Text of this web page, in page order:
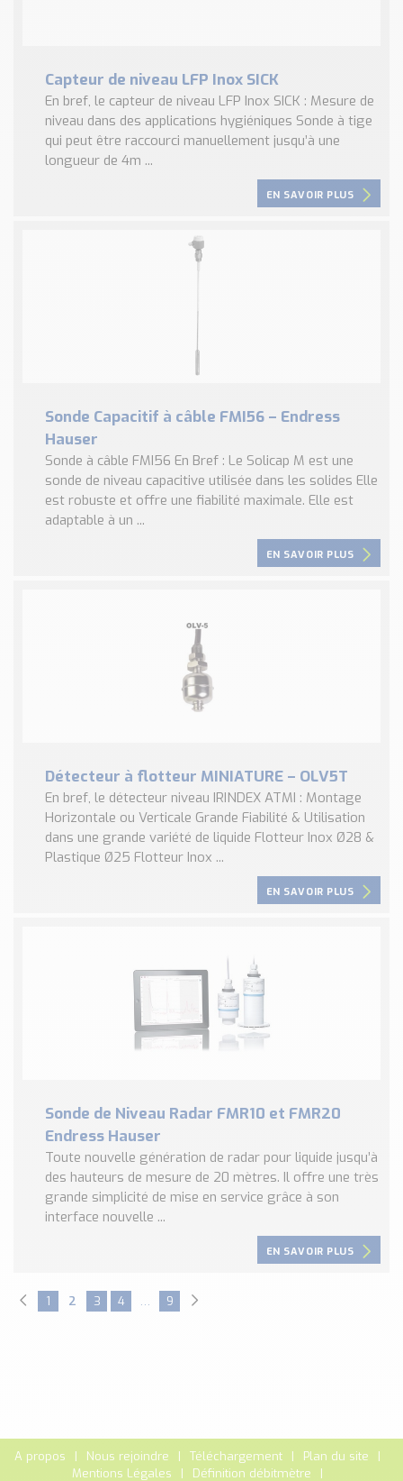
Capteur de niveau LFP Inox SICK
En bref, le capteur de niveau LFP Inox SICK : Mesure de
niveau dans des applications hygiéniques Sonde à tige
qui peut être raccourci manuellement jusqu’à une
longueur de 4m ...
EN SAVOIR PLUS
Sonde Capacitif à câble FMI56 – Endress
Hauser
Sonde à câble FMI56 En Bref : Le Solicap M est une
sonde de niveau capacitive utilisée dans les solides Elle
est robuste et offre une fiabilité maximale. Elle est
adaptable à un ...
EN SAVOIR PLUS
Détecteur à flotteur MINIATURE – OLV5T
En bref, le détecteur niveau IRINDEX ATMI : Montage
Horizontale ou Verticale Grande Fiabilité & Utilisation
dans une grande variété de liquide Flotteur Inox Ø28 &
Plastique Ø25 Flotteur Inox ...
EN SAVOIR PLUS
Sonde de Niveau Radar FMR10 et FMR20
Endress Hauser
Toute nouvelle génération de radar pour liquide jusqu’à
des hauteurs de mesure de 20 mètres. Il offre une très
grande simplicité de mise en service grâce à son
interface nouvelle ...
EN SAVOIR PLUS
1 2 3 4 … 9
A propos Nous rejoindre Téléchargement
Plan du site
Mentions Légales
Définition débitmètre